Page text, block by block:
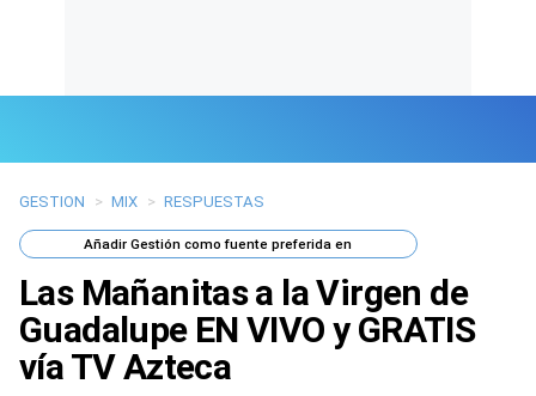
Últimas Noticias
Mi Bolsillo
Respuestas
Gente
GESTION > MIX > RESPUESTAS
AñadirGestión como fuente preferida en
Las Mañanitas a la Virgen de
Guadalupe EN VIVO y GRATIS
vía TV Azteca